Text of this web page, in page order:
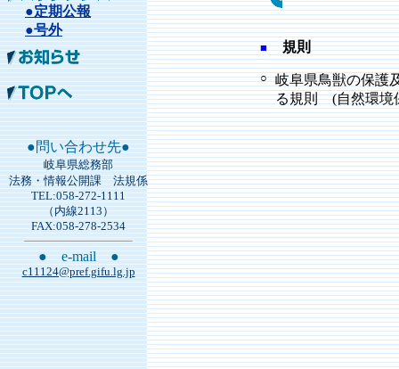
●定期公報
●号外
●問い合わせ先●
岐阜県総務部
法務・情報公開課 法規係
TEL:058-272-1111
（内線2113）
FAX:058-278-2534
● e-mail ●
c11124@pref.gifu.lg.jp
■ 規則
○ 岐阜県鳥獣の保護
る規則 (自然環境